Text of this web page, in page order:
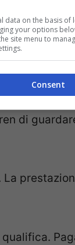
che lui
e un
di
data on the basis of
your options
site menu to
Consent